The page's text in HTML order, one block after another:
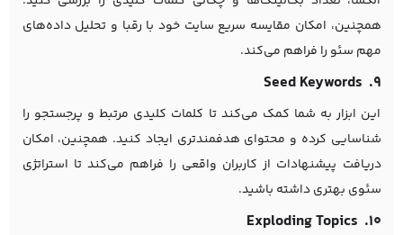
همچنین، امکان مقایسه سریع سایت خود با رقبا و تحلیل داده‌های
مهم سئو را فراهم می‌کند.
۹. Seed Keywords
این ابزار به شما کمک می‌کند تا کلمات کلیدی مرتبط و پرجستجو را
شناسایی کرده و محتوای هدفمندتری ایجاد کنید. همچنین، امکان
دریافت پیشنهادات از کاربران واقعی را فراهم می‌کند تا استراتژی
سئوی بهتری داشته باشید.
۱۰. Exploding Topics